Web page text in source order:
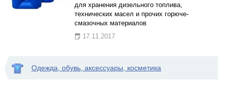
для хранения дизельного топлива,
технических масел и прочих горюче-
смазочных материалов
17.11.2017
Одежда, обувь, аксессуары, косметика